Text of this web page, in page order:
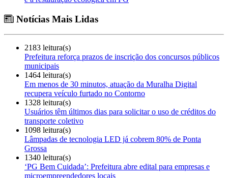
Notícias Mais Lidas
2183 leitura(s)
Prefeitura reforça prazos de inscrição dos concursos públicos
municipais
1464 leitura(s)
Em menos de 30 minutos, atuação da Muralha Digital
recupera veículo furtado no Contorno
1328 leitura(s)
Usuários têm últimos dias para solicitar o uso de créditos do
transporte coletivo
1098 leitura(s)
Lâmpadas de tecnologia LED já cobrem 80% de Ponta
Grossa
1340 leitura(s)
‘PG Bem Cuidada’: Prefeitura abre edital para empresas e
microempreendedores locais